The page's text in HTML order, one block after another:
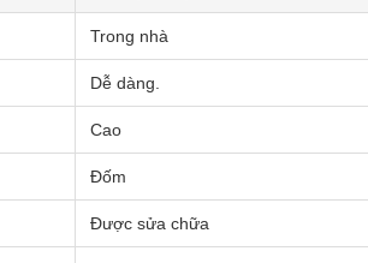
Trong nhà
Dễ dàng.
Cao
Đốm
Được sửa chữa